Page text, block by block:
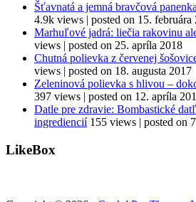
Šťavnatá a jemná bravčová
4.9k views | posted on 15. februára
Marhuľové jadrá: liečia rakovinu
views | posted on 25. apríla 2018
Chutná polievka z červenej
views | posted on 18. augusta 2017
Zeleninová polievka s hlivou –
397 views | posted on 12. apríla
Datle pre zdravie: Bombastické
ingrediencií 155 views | posted on
LikeBox